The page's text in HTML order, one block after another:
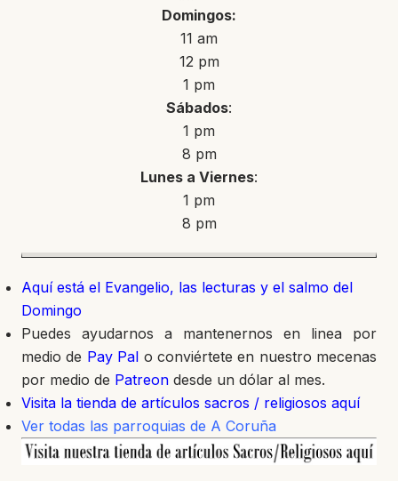
Domingos:
11 am
12 pm
1 pm
Sábados:
1 pm
8 pm
Lunes a Viernes:
1 pm
8 pm
Aquí está el Evangelio, las lecturas y el salmo del
Domingo
Puedes ayudarnos a mantenernos en linea por
medio de Pay Pal o conviértete en nuestro mecenas
por medio de Patreon desde un dólar al mes.
Visita la tienda de artículos sacros / religiosos aquí
Ver todas las parroquias de A Coruña